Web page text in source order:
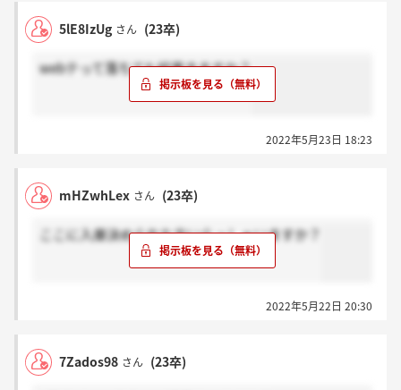
5lE8IzUg さん (23卒)
webテって落ちても結果きますか？
2022年5月23日 18:23
mHZwhLex さん (23卒)
ここに入庫決められた方いらっしゃいますか？
2022年5月22日 20:30
7Zados98 さん (23卒)